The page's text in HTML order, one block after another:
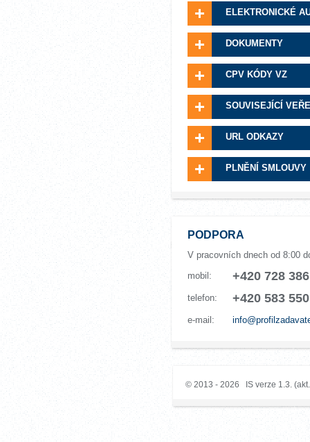
ELEKTRONICKÉ
DOKUMENTY
CPV KÓDY VZ
SOUVISEJÍCÍ
URL ODKAZY
PLNĚNÍ SMLOUVY
PODPORA
V pracovních dnech od 8:00
mobil:
+420 728
telefon: +420 583
e-mail:
© 2013 - 2026 IS verze 1.3.